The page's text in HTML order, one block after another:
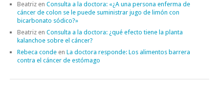
Beatriz en Consulta a la doctora: «¿A una persona enferma de
cáncer de colon se le puede suministrar jugo de limón con
bicarbonato sódico?»
Beatriz en Consulta a la doctora: ¿qué efecto tiene la planta
kalanchoe sobre el cáncer?
Rebeca conde en La doctora responde: Los alimentos barrera
contra el cáncer de estómago